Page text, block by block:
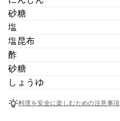
砂糖
塩
塩昆布
酢
砂糖
しょうゆ
料理を安全に楽しむための注意事項